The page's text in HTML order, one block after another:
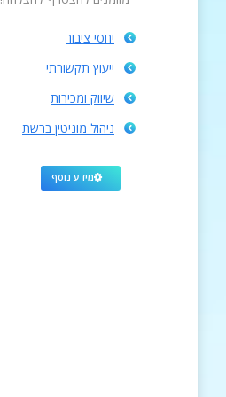
יחסי ציבור
ייעוץ תקשורתי
שיווק ומכירות
ניהול מוניטין ברשת
מידע נוסף